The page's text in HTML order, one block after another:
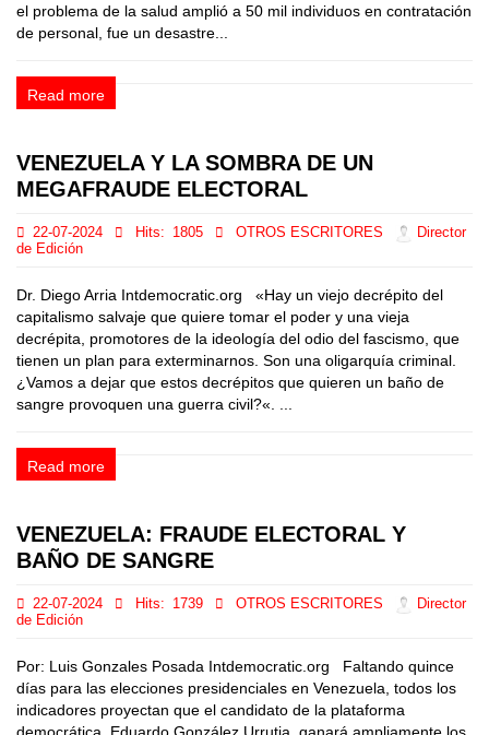
el problema de la salud amplió a 50 mil individuos en contratación
de personal, fue un desastre...
Read more
VENEZUELA Y LA SOMBRA DE UN
MEGAFRAUDE ELECTORAL
22-07-2024 Hits: 1805 OTROS ESCRITORES
Director
de Edición
Dr. Diego Arria Intdemocratic.org «Hay un viejo decrépito del
capitalismo salvaje que quiere tomar el poder y una vieja
decrépita, promotores de la ideología del odio del fascismo, que
tienen un plan para exterminarnos. Son una oligarquía criminal.
¿Vamos a dejar que estos decrépitos que quieren un baño de
sangre provoquen una guerra civil?«. ...
Read more
VENEZUELA: FRAUDE ELECTORAL Y
BAÑO DE SANGRE
22-07-2024 Hits: 1739 OTROS ESCRITORES
Director
de Edición
Por: Luis Gonzales Posada Intdemocratic.org Faltando quince
días para las elecciones presidenciales en Venezuela, todos los
indicadores proyectan que el candidato de la plataforma
democrática, Eduardo González Urrutia, ganará ampliamente los